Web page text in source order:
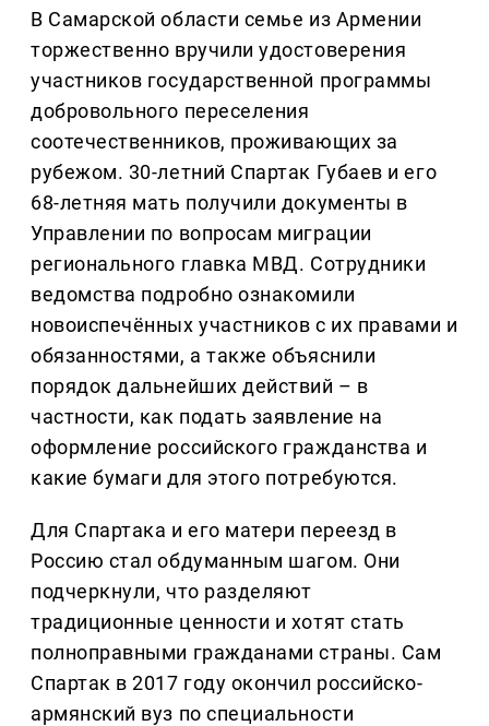
В Самарской области семье из Армении
торжественно вручили удостоверения
участников государственной программы
добровольного переселения
соотечественников, проживающих за
рубежом. 30-летний Спартак Губаев и его
68-летняя мать получили документы в
Управлении по вопросам миграции
регионального главка МВД. Сотрудники
ведомства подробно ознакомили
новоиспечённых участников с их правами и
обязанностями, а также объяснили
порядок дальнейших действий – в
частности, как подать заявление на
оформление российского гражданства и
какие бумаги для этого потребуются.
Для Спартака и его матери переезд в
Россию стал обдуманным шагом. Они
подчеркнули, что разделяют
традиционные ценности и хотят стать
полноправными гражданами страны. Сам
Спартак в 2017 году окончил российско-
армянский вуз по специальности